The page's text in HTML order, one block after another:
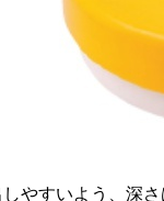
やすいよう、深